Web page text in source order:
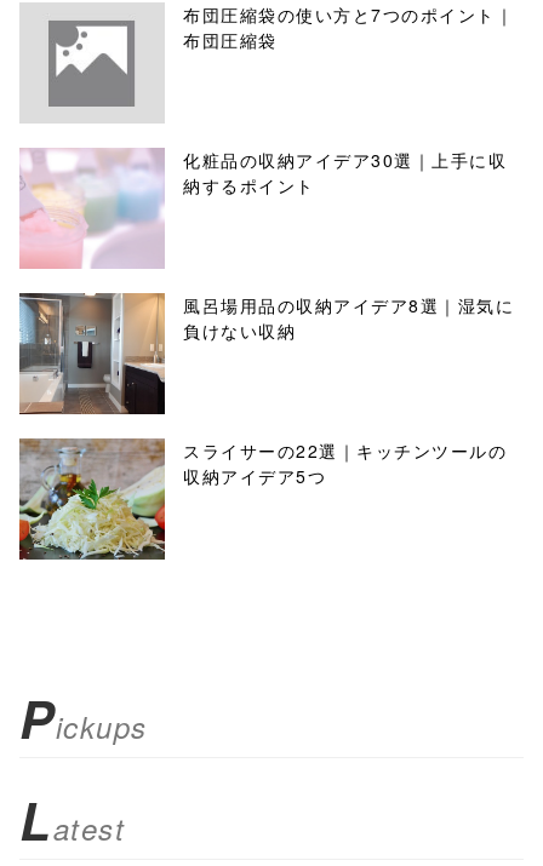
布団圧縮袋の使い方と7つのポイント｜
布団圧縮袋
化粧品の収納アイデア30選｜上手に収
納するポイント
風呂場用品の収納アイデア8選｜湿気に
負けない収納
スライサーの22選｜キッチンツールの
収納アイデア5つ
Pickups
Latest